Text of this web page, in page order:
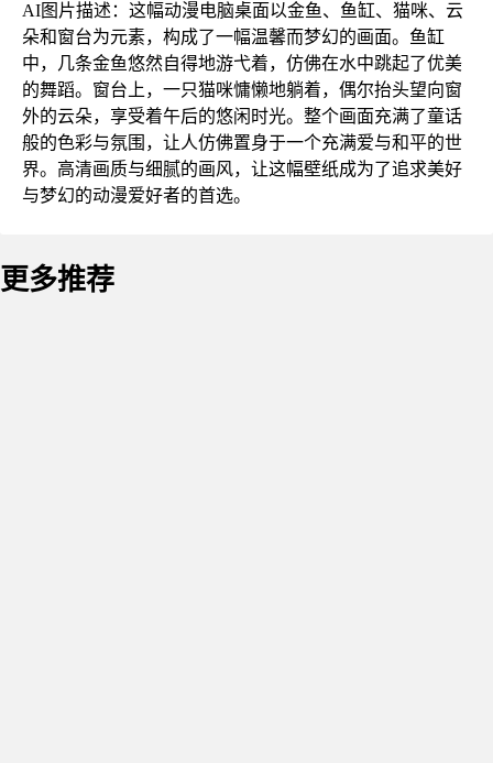
AI图片描述：这幅动漫电脑桌面以金鱼、鱼缸、猫咪、云
朵和窗台为元素，构成了一幅温馨而梦幻的画面。鱼缸
中，几条金鱼悠然自得地游弋着，仿佛在水中跳起了优美
的舞蹈。窗台上，一只猫咪慵懒地躺着，偶尔抬头望向窗
外的云朵，享受着午后的悠闲时光。整个画面充满了童话
般的色彩与氛围，让人仿佛置身于一个充满爱与和平的世
界。高清画质与细腻的画风，让这幅壁纸成为了追求美好
与梦幻的动漫爱好者的首选。
更多推荐